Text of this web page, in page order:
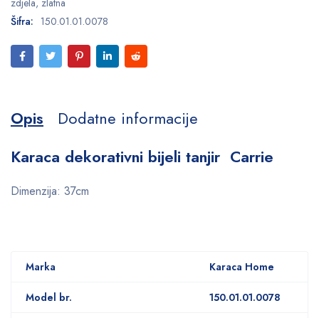
Šifra: 150.01.01.0078
Opis
Dodatne informacije
Karaca dekorativni bijeli tanjir Carrie
Dimenzija: 37cm
Marka Karaca Home
Model br. 150.01.01.0078